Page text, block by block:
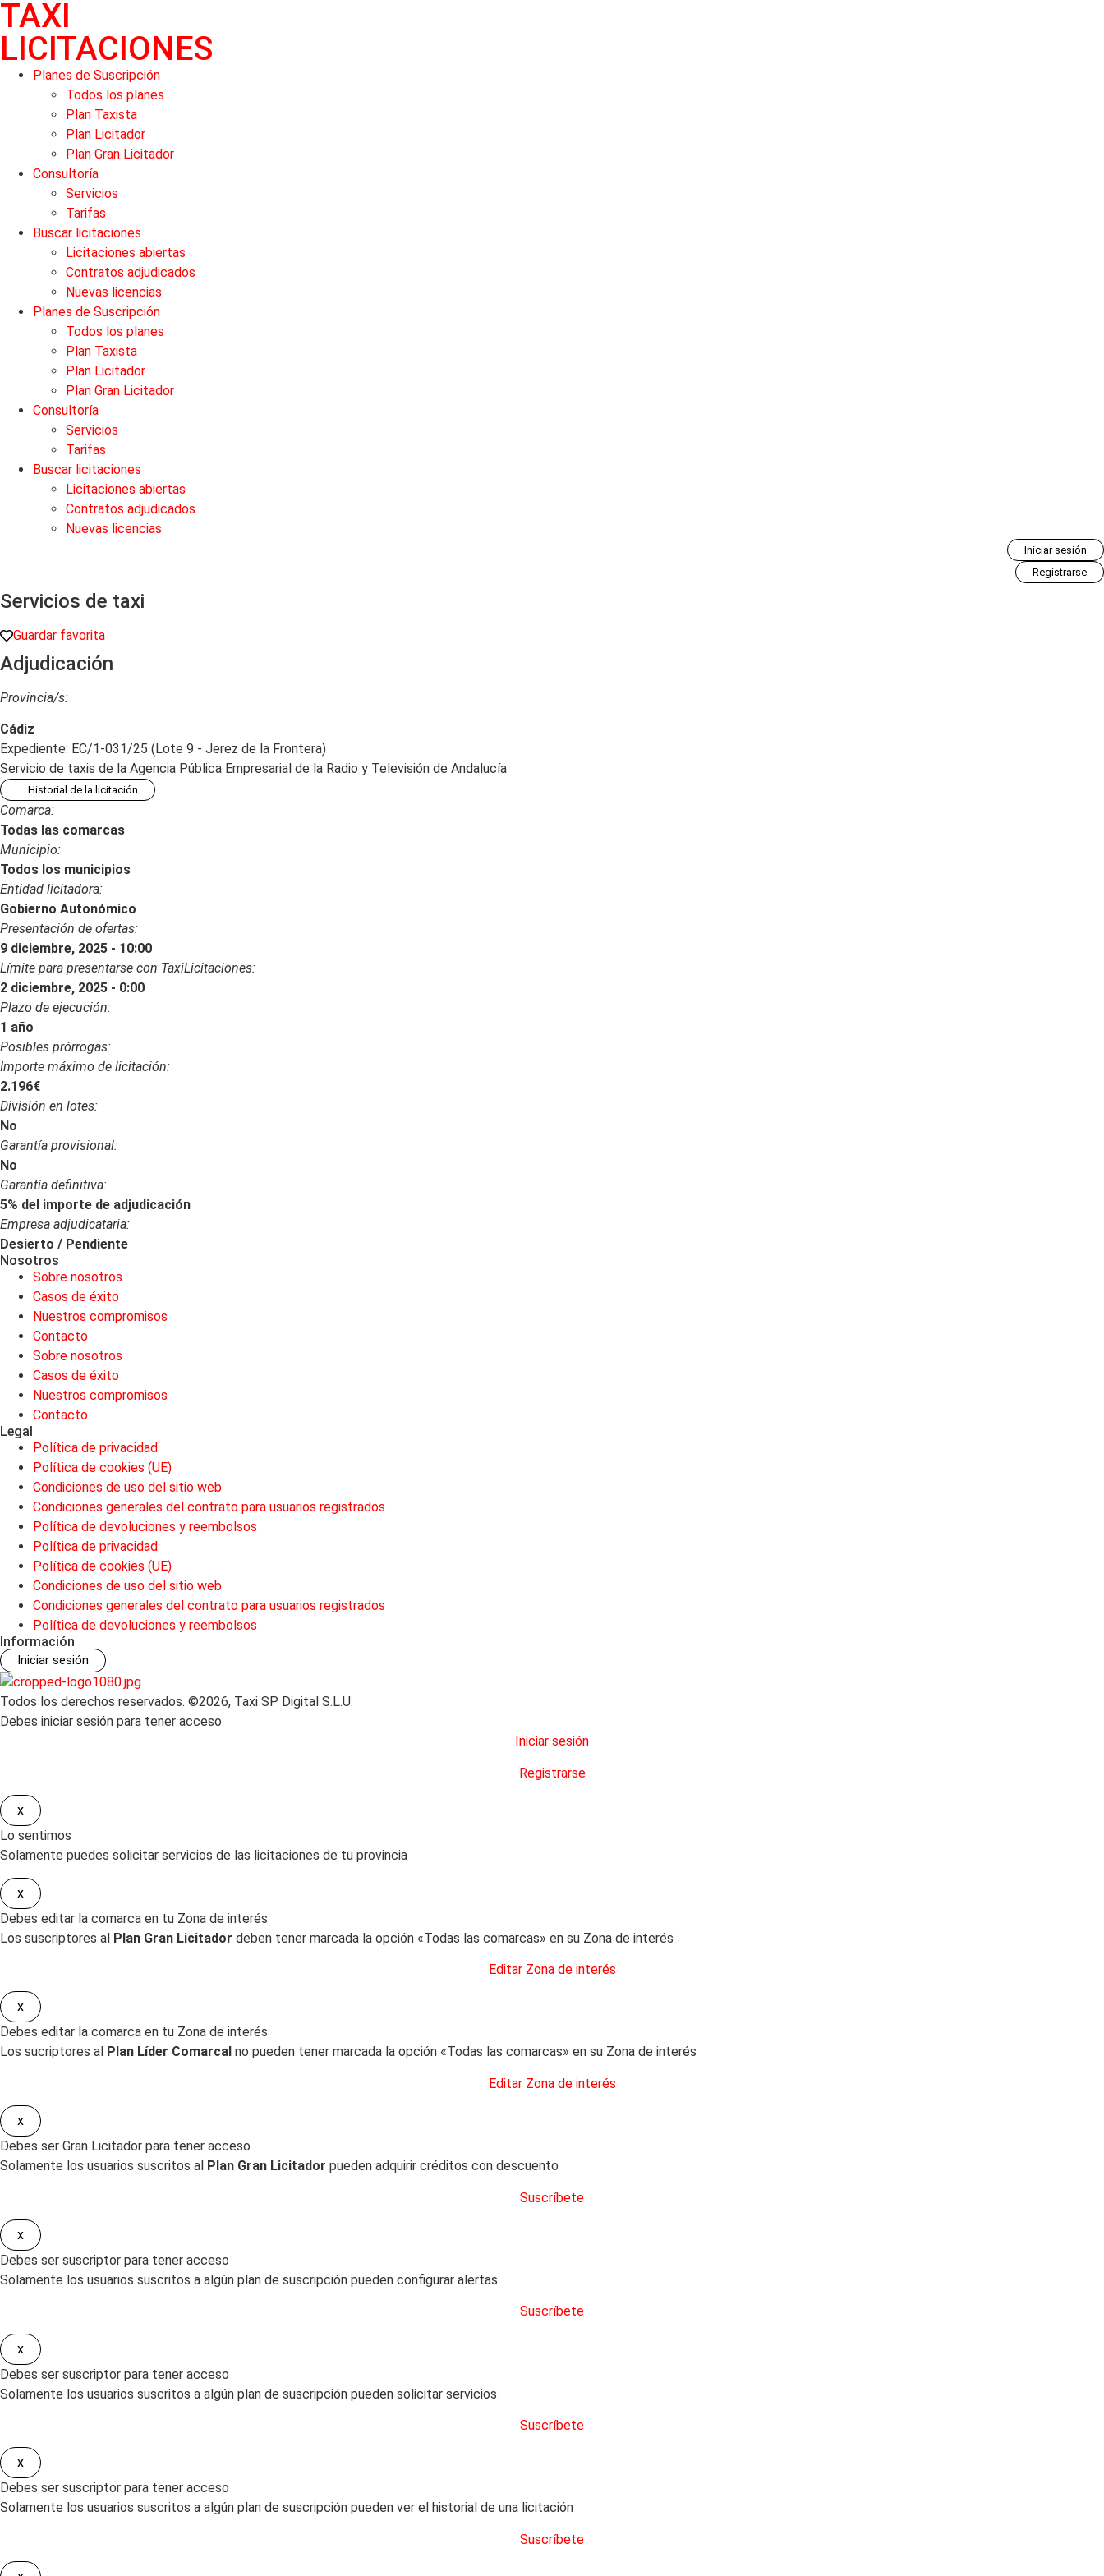
TAXI
LICITACIONES
Planes de Suscripción
Todos los planes
Plan Taxista
Plan Licitador
Plan Gran Licitador
Consultoría
Servicios
Tarifas
Buscar licitaciones
Licitaciones abiertas
Contratos adjudicados
Nuevas licencias
Planes de Suscripción
Todos los planes
Plan Taxista
Plan Licitador
Plan Gran Licitador
Consultoría
Servicios
Tarifas
Buscar licitaciones
Licitaciones abiertas
Contratos adjudicados
Nuevas licencias
Iniciar sesión
Registrarse
Servicios de taxi
Guardar favorita
Adjudicación
Provincia/s:
Cádiz
Expediente: EC/1-031/25 (Lote 9 - Jerez de la Frontera)
Servicio de taxis de la Agencia Pública Empresarial de la Radio y Televisión de Andalucía
Historial de la licitación
Comarca:
Todas las comarcas
Municipio:
Todos los municipios
Entidad licitadora:
Gobierno Autonómico
Presentación de ofertas:
9 diciembre, 2025 - 10:00
Límite para presentarse con TaxiLicitaciones:
2 diciembre, 2025 - 0:00
Plazo de ejecución:
1 año
Posibles prórrogas:
Importe máximo de licitación:
2.196€
División en lotes:
No
Garantía provisional:
No
Garantía definitiva:
5% del importe de adjudicación
Empresa adjudicataria:
Desierto / Pendiente
Nosotros
Sobre nosotros
Casos de éxito
Nuestros compromisos
Contacto
Sobre nosotros
Casos de éxito
Nuestros compromisos
Contacto
Legal
Política de privacidad
Política de cookies (UE)
Condiciones de uso del sitio web
Condiciones generales del contrato para usuarios registrados
Política de devoluciones y reembolsos
Política de privacidad
Política de cookies (UE)
Condiciones de uso del sitio web
Condiciones generales del contrato para usuarios registrados
Política de devoluciones y reembolsos
Información
Iniciar sesión
Todos los derechos reservados. ©2026, Taxi SP Digital S.L.U.
Debes iniciar sesión para tener acceso
Iniciar sesión
Registrarse
x
Lo sentimos
Solamente puedes solicitar servicios de las licitaciones de tu provincia
x
Debes editar la comarca en tu Zona de interés
Los suscriptores al Plan Gran Licitador deben tener marcada la opción «Todas las comarcas» en su Zona de interés
Editar Zona de interés
x
Debes editar la comarca en tu Zona de interés
Los sucriptores al Plan Líder Comarcal no pueden tener marcada la opción «Todas las comarcas» en su Zona de interés
Editar Zona de interés
x
Debes ser Gran Licitador para tener acceso
Solamente los usuarios suscritos al Plan Gran Licitador pueden adquirir créditos con descuento
Suscríbete
x
Debes ser suscriptor para tener acceso
Solamente los usuarios suscritos a algún plan de suscripción pueden configurar alertas
Suscríbete
x
Debes ser suscriptor para tener acceso
Solamente los usuarios suscritos a algún plan de suscripción pueden solicitar servicios
Suscríbete
x
Debes ser suscriptor para tener acceso
Solamente los usuarios suscritos a algún plan de suscripción pueden ver el historial de una licitación
Suscríbete